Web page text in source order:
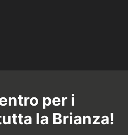
per i
la Brianza!